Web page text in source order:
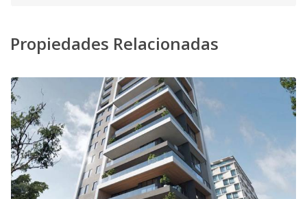
Propiedades Relacionadas